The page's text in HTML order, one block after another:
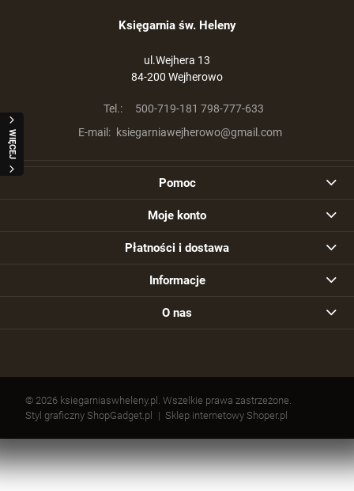
WIĘCEJ
Księgarnia św. Heleny
ul.Wejhera 13
84-200 Wejherowo
Tel.:
500-719-181 798-777-633
E-mail: ksiegarniawejherowo@gmail.com
Pomoc
Moje konto
Płatności i dostawa
Informacje
O nas
© 2026 ksiegarniaswheleny.pl. Wszelkie prawa zastrzeżone.
Styl graficzny ShopGadget.pl
Sklep internetowy Shoper.pl